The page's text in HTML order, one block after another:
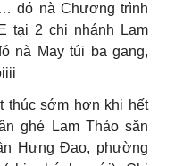
đó nà Chương trình
tại 2 chi nhánh Lam
nà May túi ba gang,
thúc sớm hơn khi hết
ghé Lam Thảo săn
Hưng Đạo, phường